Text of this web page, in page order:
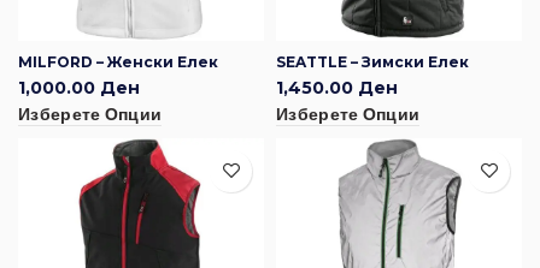
MILFORD – Женски Елек
1,000.00 Ден
Изберете Опции
SEATTLE – Зимски Елек
1,450.00 Ден
Изберете Опции